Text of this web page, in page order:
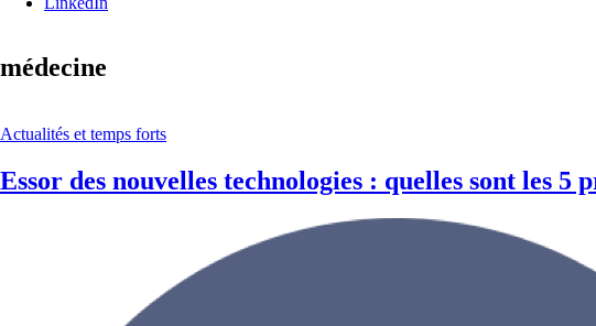
médecine
Actualités et temps forts
Essor des nouvelles technologies : quelles sont les